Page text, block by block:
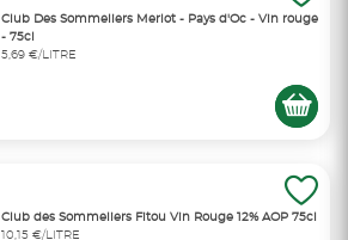
Club Des Sommeliers Merlot - Pays d'Oc - Vin rouge
- 75cl
5,69 €/LITRE
Club des Sommeliers Fitou Vin Rouge 12% AOP 75cl
10,15 €/LITRE